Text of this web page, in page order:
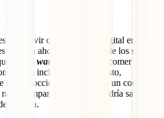
para vivir como nómada digital en Bali
quieran ahorrar y disfrutar de los sabores
en los warung
es posible comer mucho
bebida incluida. Por supuesto,
cocina occidental, aunque a un coste un
comparable a lo que podría salirte
Europa.